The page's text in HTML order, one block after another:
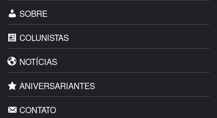
SOBRE
COLUNISTAS
NOTÍCIAS
ANIVERSARIANTES
CONTATO